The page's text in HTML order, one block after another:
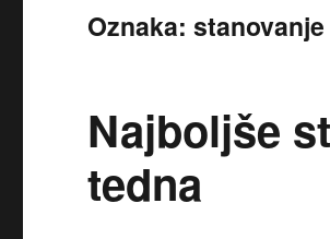
Oznaka:
Najboljše
tedna